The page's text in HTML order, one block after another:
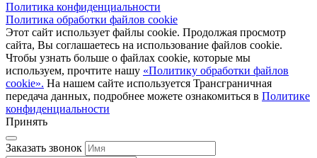
Политика конфиденциальности
Политика обработки файлов cookie
Этот сайт использует файлы cookie. Продолжая просмотр
сайта, Вы соглашаетесь на использование файлов cookie.
Чтобы узнать больше о файлах cookie, которые мы
используем, прочтите нашу «Политику обработки файлов
cookie». На нашем сайте используется Трансграничная
передача данных, подробнее можете ознакомиться в Политике
конфиденциальности
Принять
Заказать звонок